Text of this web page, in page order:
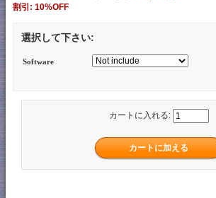
割引: 10%OFF
選択して下さい:
Software
カートに入れる: